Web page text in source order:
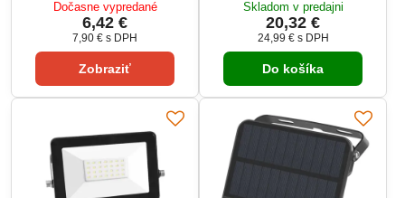
110 lm a dosvit do 100 m. Napája
sa dvoma AA batériami a vydrží
svietiť približne 2,5 hodiny.
Svietidlo je vyrobené z hliníka, čo
zabezpečuje odolnosť a nízku
Dočasne vypredané
6,42 €
7,90 € s DPH
Zobraziť
lampička 3v1 je ideálnym
riešením pre flexibilné osvetlenie
s moderným dizajnom a
jednoduchým ovládaním.
Perfektná na akúkoľvek
Skladom v predajni
20,32 €
24,99 € s DPH
Do košíka